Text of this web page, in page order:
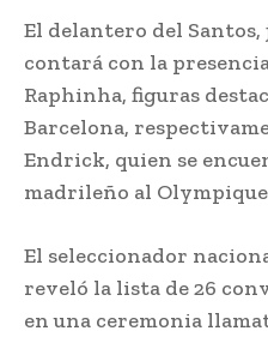
El delantero del
contará con la
Raphinha, figuras
Barcelona,
Endrick, quien se
madrileño al
El seleccionador
reveló la lista de 26
en una ceremonia